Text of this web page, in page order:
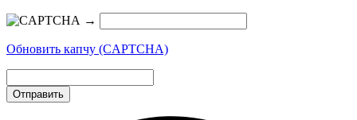
→
Обновить капчу (CAPTCHA)
Отправить